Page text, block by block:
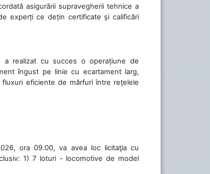
asigurării supravegherii tehnice a
experți ce dețin certificate și calificări
a realizat cu succes o operațiune de
îngust pe linie cu ecartament larg,
eficiente de mărfuri între rețelele
ora 09.00, va avea loc licitaţia cu
1) 7 loturi - locomotive de model